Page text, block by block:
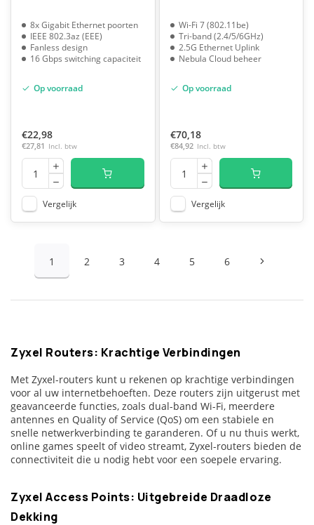
8x Gigabit Ethernet poorten
IEEE 802.3az (EEE)
Fanless design
16 Gbps switching capaciteit
Op voorraad
€22,98
€27,81 Incl. btw
Vergelijk
Wi-Fi 7 (802.11be)
Tri-band (2.4/5/6GHz)
2.5G Ethernet Uplink
Nebula Cloud beheer
Op voorraad
€70,18
€84,92 Incl. btw
Vergelijk
1 2 3 4 5 6
Zyxel Routers: Krachtige Verbindingen
Met Zyxel-routers kunt u rekenen op krachtige verbindingen
voor al uw internetbehoeften. Deze routers zijn uitgerust met
geavanceerde functies, zoals dual-band Wi-Fi, meerdere
antennes en Quality of Service (QoS) om een stabiele en
snelle netwerkverbinding te garanderen. Of u nu thuis werkt,
online games speelt of video streamt, Zyxel-routers bieden de
connectiviteit die u nodig hebt voor een soepele ervaring.
Zyxel Access Points: Uitgebreide Draadloze
Dekking